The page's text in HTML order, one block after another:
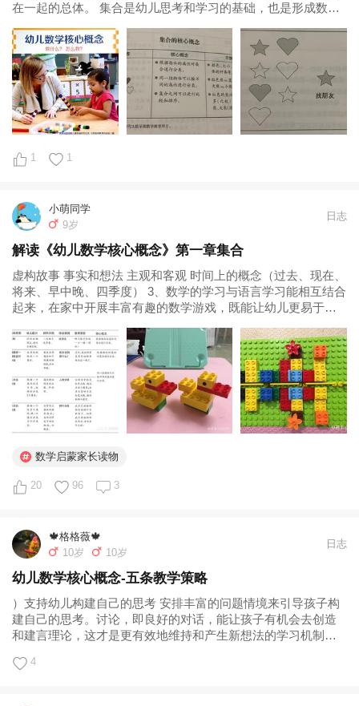
在一起的总体。 集合是幼儿思考和学习的基础，也是形成数系
核心概念：根据物体的属性对集合进行分类。 第一步...
1 1
小萌同学
9岁
日志
解读《幼儿数学核心概念》第一章集合
虚构故事 事实和想法 主观和客观 时间上的概念（过去、现在、
将来、早中晚、四季度） 3、数学的学习与语言学习能相互结合
起来，在家中开展丰富有趣的数学游戏，既能让幼儿更易于理
属性进行分类、结合比较的过程中涉及到大量的对话。” 最后补
充《3-8岁儿童的数学经验》里关于分类标准的内容...
数学启蒙家长读物
20 96 3
🍁格格薇🍁
10岁
10岁
日志
幼儿数学核心概念-五条教学策略
）支持幼儿构建自己的思考 安排丰富的问题情境来引导孩子构
建自己的思考。讨论，即良好的对话，能让孩子有机会去创造
和建言理论，这才是更有效地维持和产生新想法的学习机制。
科比如语言类。 幼儿数学核心概念: 教什么?怎么教?330人有 ·
4